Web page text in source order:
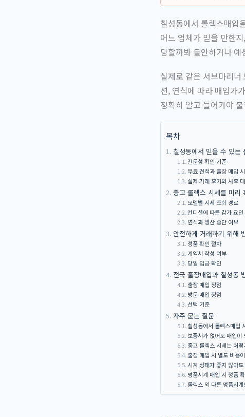
칠성동에서 롤렉스매입
어느 업체가 믿을 만한
당할까봐 불안하거나
실제로 같은 서브마리
션, 연식에 따라 매입가
정확히 알고 들어가야
목차
칠성동에서 믿을 수 있는
전문성 확인 기준
무료 견적과 출장 매입
실제 거래 후기와 사후
중고 롤렉스 시세를 미리
모델별 시세 조회 경로
컨디션에 따른 감가 요인
연식과 생산 중단 여부
안전하게 거래하기 위해
정품 확인 절차
계약서 작성 여부
당일 입금 확인
전국 출장매입과 칠성동
출장 매입 장점
방문 매입 장점
선택 기준
자주 묻는 질문
칠성동에서 롤렉스매입
보증서가 없어도 매입이
중고 롤렉스 시세는 어
출장 매입 시 별도 비용
시계 상태가 좋지 않아
명품시계 매입 시 정품
롤렉스 외 다른 명품시